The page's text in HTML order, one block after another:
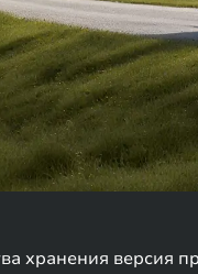
хранения версия